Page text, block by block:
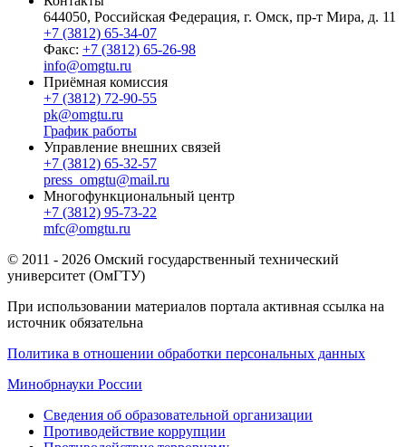
644050, Российская Федерация, г. Омск, пр-т Мира, д. 11
+7 (3812) 65-34-07
Факс: +7 (3812) 65-26-98
info@omgtu.ru
Приёмная комиссия
+7 (3812) 72-90-55
pk@omgtu.ru
График работы
Управление внешних связей
+7 (3812) 65-32-57
press_omgtu@mail.ru
Многофункциональный центр
+7 (3812) 95-73-22
mfc@omgtu.ru
© 2011 - 2026 Омский государственный технический
университет (ОмГТУ)
При использовании материалов портала активная ссылка на
источник обязательна
Политика в отношении обработки персональных данных
Минобрнауки России
Сведения об образовательной организации
Противодействие коррупции